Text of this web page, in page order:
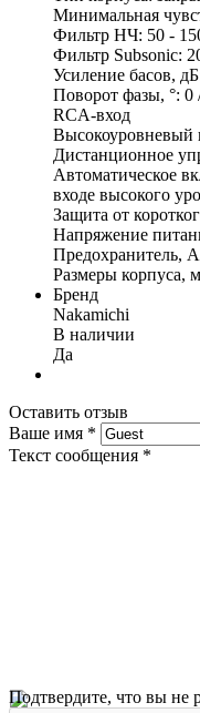
Минимальная
Фильтр НЧ: 50 -
Фильтр Subsonic:
Усиление басов,
Поворот фазы, °: 0
RCA-вход
Высокоуровневый
Дистанционное
Автоматическое
входе высокого
Защита от
Напряжение
Предохранитель,
Размеры корпуса,
Бренд
Nakamichi
В наличии
Да
Оставить отзыв
Ваше имя *
Текст сообщения *
Подтвердите, что вы не